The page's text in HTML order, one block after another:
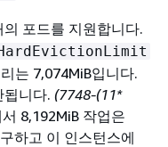
포드를 지원합니다.
는 7,074MiB입니다.
됩니다. (7748-(11*
8,192MiB 작업은
하고 이 인스턴스에